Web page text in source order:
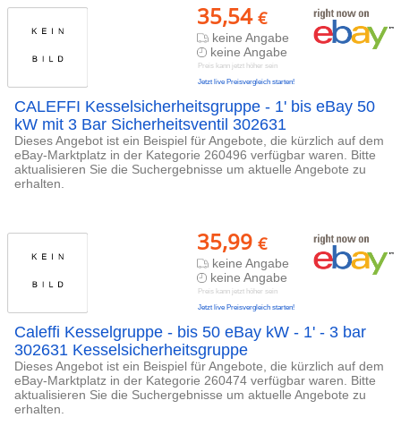
35,54 €
keine Angabe
keine Angabe
Preis kann jetzt höher sein
Jetzt live Preisvergleich starten!
CALEFFI Kesselsicherheitsgruppe - 1' bis eBay 50
kW mit 3 Bar Sicherheitsventil 302631
Dieses Angebot ist ein Beispiel für Angebote, die kürzlich auf dem
eBay-Marktplatz in der Kategorie 260496 verfügbar waren. Bitte
aktualisieren Sie die Suchergebnisse um aktuelle Angebote zu
erhalten.
35,99 €
keine Angabe
keine Angabe
Preis kann jetzt höher sein
Jetzt live Preisvergleich starten!
Caleffi Kesselgruppe - bis 50 eBay kW - 1' - 3 bar
302631 Kesselsicherheitsgruppe
Dieses Angebot ist ein Beispiel für Angebote, die kürzlich auf dem
eBay-Marktplatz in der Kategorie 260474 verfügbar waren. Bitte
aktualisieren Sie die Suchergebnisse um aktuelle Angebote zu
erhalten.